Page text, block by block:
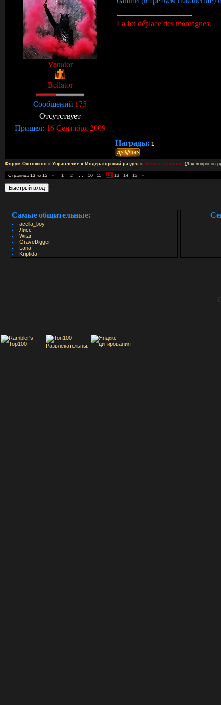
Venator
Bellator
Сообщений:175
Отсутствует
Пришел: 16 Сентября 2009
La foi déplace des montagnes.
Награды: 1
Форум Охотников » Управление » Модераторский раздел » Личные вопросы (Для вопросов
Страница 12 из 15 « 1 2 … 10 11 12 13 14 15 »
Самые общительные:
acella_boy
Лисс
Witar
GraveDigger
Lana
Kriptida